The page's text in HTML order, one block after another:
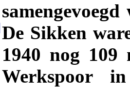
De Sikken
1940 nog 109
Werkspoor